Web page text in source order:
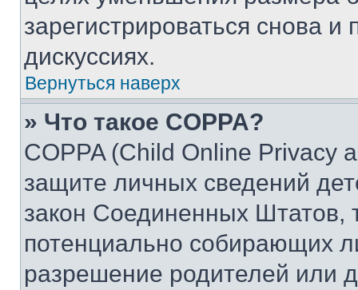
зарегистрироваться снова и
дискуссиях.
Вернуться наверх
» Что такое COPPA?
COPPA (Child Online Privacy
защите личных сведений
закон Соединенных Штатов,
потенциально собирающих
разрешение родителей или